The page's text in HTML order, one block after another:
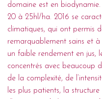
domaine est en
20 à 25hl/ha. 2016 se
climatiques, qui ont permis
remarquablement sains et
un faible rendement en jus,
concentrés avec beaucoup
de la complexité, de
les plus patients, la